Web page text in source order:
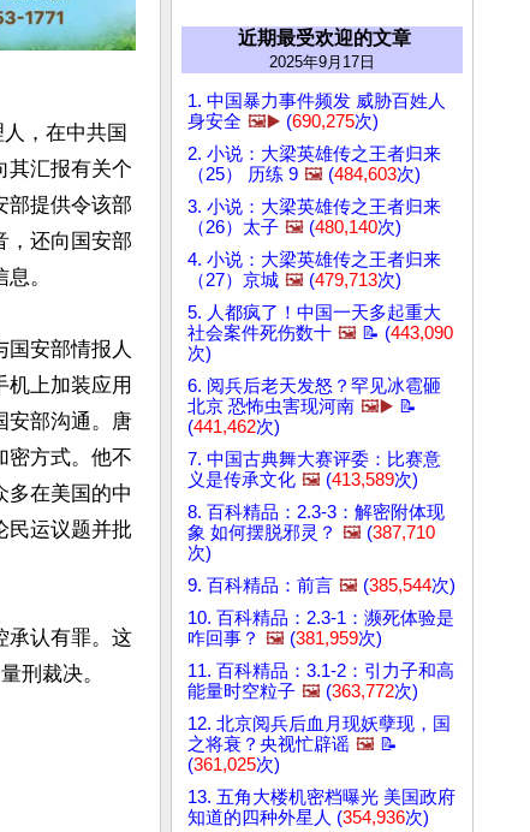
，在中共国
其汇报有关个
部提供令该部
，还向国安部
。
国安部情报人
机上加装应用
安部沟通。唐
密方式。他不
多在美国的中
民运议题并批
承认有罪。这
刑裁决。
近期最受欢迎的文章
2025年9月17日
1. 中国暴力事件频发 威胁百姓人
身安全 🖼️▶️ (690,275次)
2. 小说：大梁英雄传之王者归来
（25） 历练 9 🖼️ (484,603次)
3. 小说：大梁英雄传之王者归来
（26）太子 🖼️ (480,140次)
4. 小说：大梁英雄传之王者归来
（27）京城 🖼️ (479,713次)
5. 人都疯了！中国一天多起重大
社会案件死伤数十 🖼️ 📝 (443,090
次)
6. 阅兵后老天发怒？罕见冰雹砸
北京 恐怖虫害现河南 🖼️▶️ 📝
(441,462次)
7. 中国古典舞大赛评委：比赛意
义是传承文化 🖼️ (413,589次)
8. 百科精品：2.3-3：解密附体现
象 如何摆脱邪灵？ 🖼️ (387,710
次)
9. 百科精品：前言 🖼️ (385,544次)
10. 百科精品：2.3-1：濒死体验是
咋回事？ 🖼️ (381,959次)
11. 百科精品：3.1-2：引力子和高
能量时空粒子 🖼️ (363,772次)
12. 北京阅兵后血月现妖孽现，国
之将衰？央视忙辟谣 🖼️ 📝
(361,025次)
13. 五角大楼机密档曝光 美国政府
知道的四种外星人 (354,936次)